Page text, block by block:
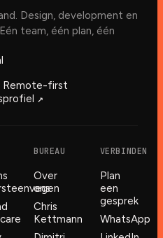
Design, development en
team, één plan, één
Remote-first
↗︎
BUREAU
Over
ons
Chris
Kettmann
VERBINDEN
Plan
een
gesprek
WhatsApp